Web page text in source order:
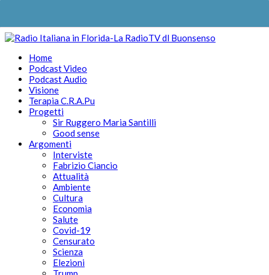
Home
Podcast Video
Podcast Audio
Visione
Terapia C.R.A.Pu
Progetti
Sir Ruggero Maria Santilli
Good sense
Argomenti
Interviste
Fabrizio Ciancio
Attualità
Ambiente
Cultura
Economia
Salute
Covid-19
Censurato
Scienza
Elezioni